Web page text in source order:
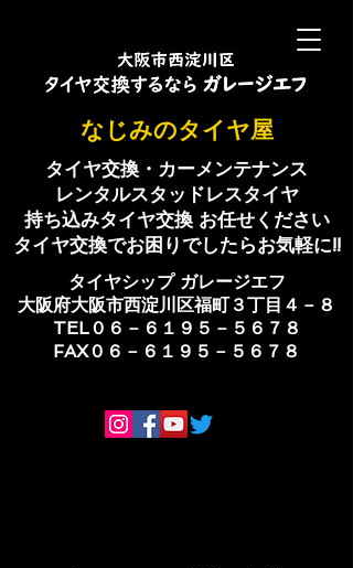
​なじみのタイヤ屋
タイヤ交換・カーメンテナンス
レンタルスタッドレスタイヤ
持ち込みタイヤ交換 お任せください
​タイヤ交換でお困りでしたらお気軽に!!
​タイヤシップ ​ガレージエフ
大阪府大阪市西淀川区福町３丁目４－８
TEL０６－６１９５－５６７８
​FAX０６－６１９５－５６７８